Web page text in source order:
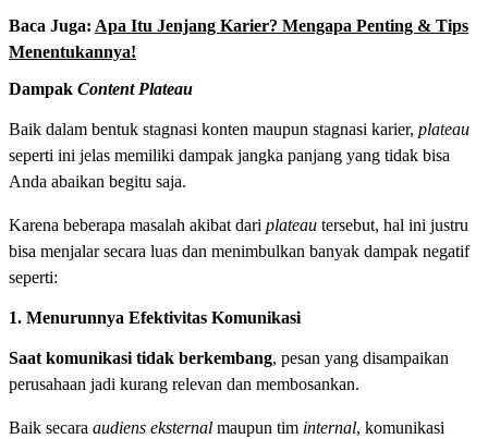
Baca Juga: Apa Itu Jenjang Karier? Mengapa Penting & Tips
Menentukannya!
Dampak Content Plateau
Baik dalam bentuk stagnasi konten maupun stagnasi karier, plateau
seperti ini jelas memiliki dampak jangka panjang yang tidak bisa
Anda abaikan begitu saja.
Karena beberapa masalah akibat dari plateau tersebut, hal ini justru
bisa menjalar secara luas dan menimbulkan banyak dampak negatif
seperti:
1. Menurunnya Efektivitas Komunikasi
Saat komunikasi tidak berkembang, pesan yang disampaikan
perusahaan jadi kurang relevan dan membosankan.
Baik secara audiens eksternal maupun tim internal, komunikasi